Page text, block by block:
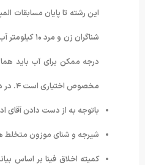
مخصوص اختیاری است ۴. در دمای بالای ۲۰ درجه آب، پوشیدن لباس مخصوص ممنوع است.
باتوجه به از دست دادن آقای
شیرجه و شنای موزون متخلط هم به